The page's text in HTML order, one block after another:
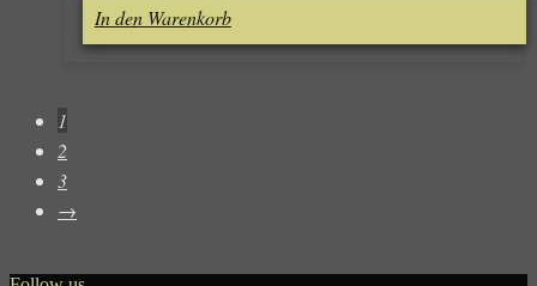
In den Warenkorb
1
2
3
→